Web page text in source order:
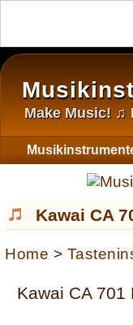
Make Music! ♫
Kawai CA
Home >
Kawai CA